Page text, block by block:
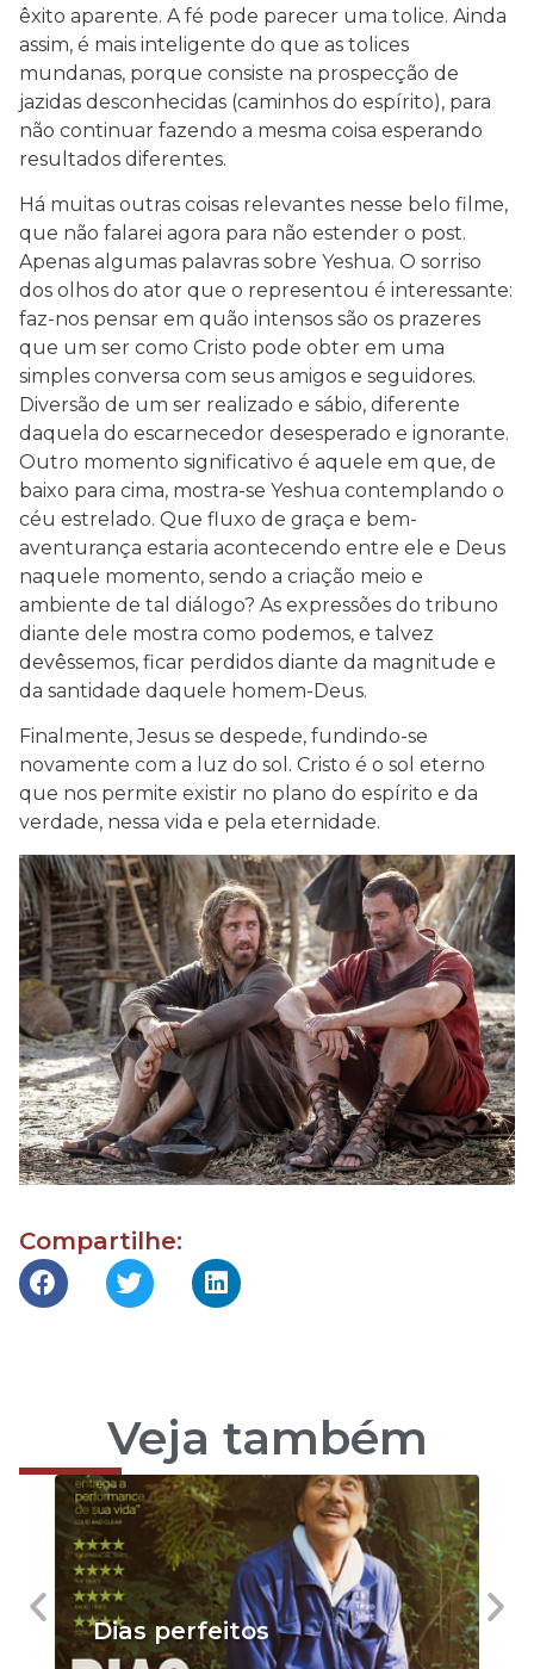
êxito aparente. A fé pode parecer uma tolice. Ainda
assim, é mais inteligente do que as tolices
mundanas, porque consiste na prospecção de
jazidas desconhecidas (caminhos do espírito), para
não continuar fazendo a mesma coisa esperando
resultados diferentes.
Há muitas outras coisas relevantes nesse belo filme,
que não falarei agora para não estender o post.
Apenas algumas palavras sobre Yeshua. O sorriso
dos olhos do ator que o representou é interessante:
faz-nos pensar em quão intensos são os prazeres
que um ser como Cristo pode obter em uma
simples conversa com seus amigos e seguidores.
Diversão de um ser realizado e sábio, diferente
daquela do escarnecedor desesperado e ignorante.
Outro momento significativo é aquele em que, de
baixo para cima, mostra-se Yeshua contemplando o
céu estrelado. Que fluxo de graça e bem-
aventurança estaria acontecendo entre ele e Deus
naquele momento, sendo a criação meio e
ambiente de tal diálogo? As expressões do tribuno
diante dele mostra como podemos, e talvez
devêssemos, ficar perdidos diante da magnitude e
da santidade daquele homem-Deus.
Finalmente, Jesus se despede, fundindo-se
novamente com a luz do sol. Cristo é o sol eterno
que nos permite existir no plano do espírito e da
verdade, nessa vida e pela eternidade.
Compartilhe:
Veja também
Dias perfeitos